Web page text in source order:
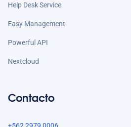
Help Desk Service
Easy Management
Powerful API
Nextcloud
Contacto